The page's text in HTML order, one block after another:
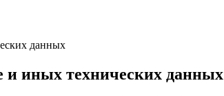
данных
и иных технических данных